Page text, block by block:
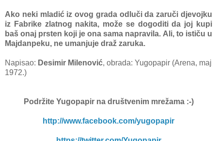
Ako neki mladić iz ovog grada odluči da zaruči djevojku
iz Fabrike zlatnog nakita, može se dogoditi da joj kupi
baš onaj prsten koji je ona sama napravila. Ali, to ističu u
Majdanpeku, ne umanjuje draž zaruka.
Napisao: Desimir Milenović, obrada: Yugopapir (Arena, maj
1972.)
Podržite Yugopapirna društvenim mrežama :-)
http://www.facebook.com/yugopapir